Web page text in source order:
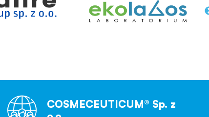
COSMECEUTICUM® Sp. z